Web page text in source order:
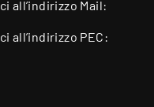
all’indirizzo Mail:
all’indirizzo PEC: